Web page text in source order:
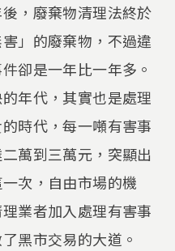
，廢棄物清理法終於
」的廢棄物，不過違
卻是一年比一年多。
年代，其實也是處理
時代，每一噸有害事
萬到三萬元，突顯出
次，自由市場的機
業者加入處理有害事
黑市交易的大道。